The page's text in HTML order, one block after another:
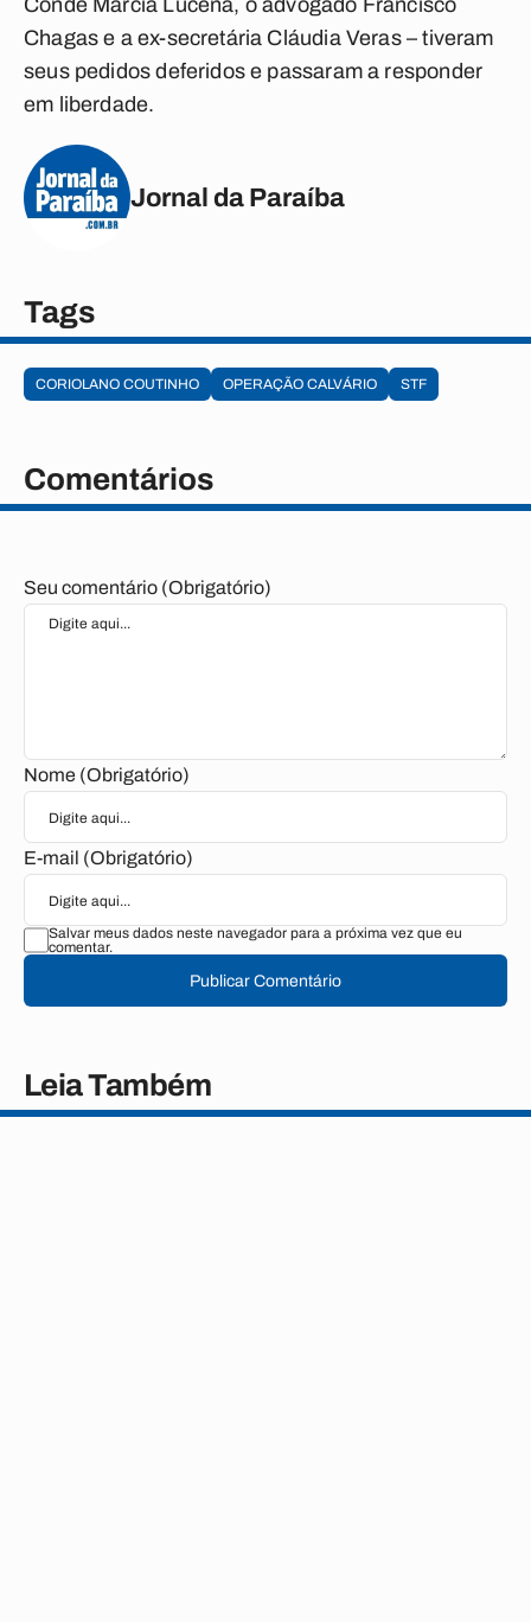
Conde Márcia Lucena, o advogado Francisco
Chagas e a ex-secretária Cláudia Veras – tiveram
seus pedidos deferidos e passaram a responder
em liberdade.
Jornal da Paraíba
Tags
CORIOLANO COUTINHO OPERAÇÃO CALVÁRIO STF
Comentários
Seu comentário (Obrigatório)
Nome (Obrigatório)
E-mail (Obrigatório)
Salvar meus dados neste navegador para a próxima vez que eu
comentar.
Publicar Comentário
Leia Também